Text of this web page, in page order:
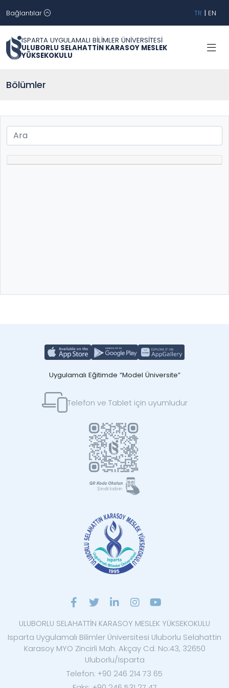
Bağlantılar TR | EN
ISPARTA UYGULAMALI BİLİMLER ÜNİVERSİTESİ
ULUBORLU SELAHATTİN KARASOY MESLEK
YÜKSEKOKULU
Bölümler
Uygulamalı Eğitimde “Model Üniversite”
Telefon ve Tablet için uyumludur
ULUBORLU SELAHATTİN KARASOY MESLEK YÜKSEKOKULU
Isparta Uygulamalı Bilimler Üniversitesi Uluborlu Selahattin
Karasoy MYO Zincirli Mah. Akçay Cd. No:43, 32650
Uluborlu/Isparta
Telefon: +90 246 214 73 65